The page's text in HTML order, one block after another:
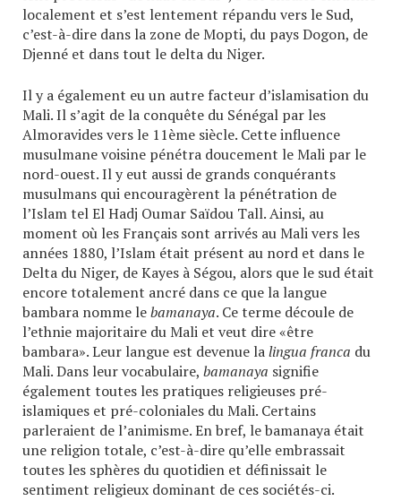
localement et s’est lentement répandu vers le Sud,
c’est-à-dire dans la zone de Mopti, du pays Dogon, de
Djenné et dans tout le delta du Niger.
Il y a également eu un autre facteur d’islamisation du
Mali. Il s’agit de la conquête du Sénégal par les
Almoravides vers le 11ème siècle. Cette influence
musulmane voisine pénétra doucement le Mali par le
nord-ouest. Il y eut aussi de grands conquérants
musulmans qui encouragèrent la pénétration de
l’Islam tel El Hadj Oumar Saïdou Tall. Ainsi, au
moment où les Français sont arrivés au Mali vers les
années 1880, l’Islam était présent au nord et dans le
Delta du Niger, de Kayes à Ségou, alors que le sud était
encore totalement ancré dans ce que la langue
bambara nomme lebamanaya. Ce terme découle de
l’ethnie majoritaire du Mali et veut dire «être
bambara». Leur langue est devenue lalingua franca du
Mali. Dans leur vocabulaire, bamanaya signifie
également toutes les pratiques religieuses pré-
islamiques et pré-coloniales du Mali. Certains
parleraient de l’animisme. En bref, le bamanaya était
une religion totale, c’est-à-dire qu’elle embrassait
toutes les sphères du quotidien et définissait le
sentiment religieux dominant de ces sociétés-ci.